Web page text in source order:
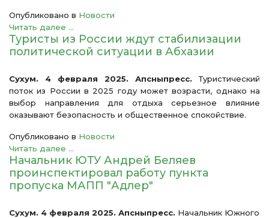
Опубликовано в Новости
Читать далее ...
Туристы из России ждут стабилизации
политической ситуации в Абхазии
Сухум. 4 февраля 2025. Апсныпресс. Туристический
поток из России в 2025 году может возрасти, однако на
выбор направления для отдыха серьезное влияние
оказывают безопасность и общественное спокойствие.
Опубликовано в Новости
Читать далее ...
Начальник ЮТУ Андрей Беляев
проинспектировал работу пункта
пропуска МАПП "Адлер"
Сухум. 4 февраля 2025. Апсныпресс. Начальник Южного